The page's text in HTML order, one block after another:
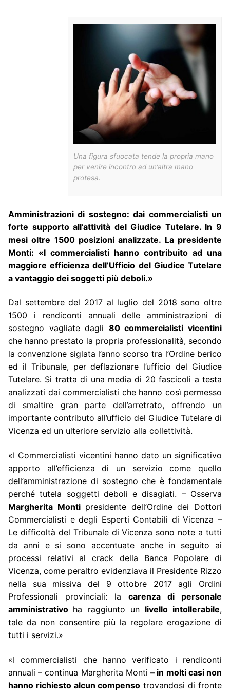
Una figura sfuocata tende la propria mano
per venire incontro ad un’altra mano
protesa.
Amministrazioni di sostegno: dai commercialisti un
forte supporto all’attività del Giudice Tutelare. In 9
mesi oltre 1500 posizioni analizzate. La presidente
Monti: «I commercialisti hanno contribuito ad una
maggiore efficienza dell’Ufficio del Giudice Tutelare
a vantaggio dei soggetti più deboli.»
Dal settembre del 2017 al luglio del 2018 sono oltre
1500 i rendiconti annuali delle amministrazioni di
sostegno vagliate dagli 80 commercialisti vicentini
che hanno prestato la propria professionalità, secondo
la convenzione siglata l’anno scorso tra l’Ordine berico
ed il Tribunale, per deflazionare l’ufficio del Giudice
Tutelare. Si tratta di una media di 20 fascicoli a testa
analizzati dai commercialisti che hanno così permesso
di smaltire gran parte dell’arretrato, offrendo un
importante contributo all’ufficio del Giudice Tutelare di
Vicenza ed un ulteriore servizio alla collettività.
«I Commercialisti vicentini hanno dato un significativo
apporto all’efficienza di un servizio come quello
dell’amministrazione di sostegno che è fondamentale
perché tutela soggetti deboli e disagiati. – Osserva
Margherita Montipresidente dell’Ordine dei Dottori
Commercialisti e degli Esperti Contabili di Vicenza –
Le difficoltà del Tribunale di Vicenza sono note a tutti
da anni e si sono accentuate anche in seguito ai
processi relativi al crack della Banca Popolare di
Vicenza, come peraltro evidenziava il Presidente Rizzo
nella sua missiva del 9 ottobre 2017 agli Ordini
Professionali provinciali: la carenza di personale
amministrativo ha raggiunto un livello intollerabile,
tale da non consentire più la regolare erogazione di
tutti i servizi.»
«I commercialisti che hanno verificato i rendiconti
annuali – continua Margherita Monti– in molti casi non
hanno richiesto alcun compenso trovandosi di fronte